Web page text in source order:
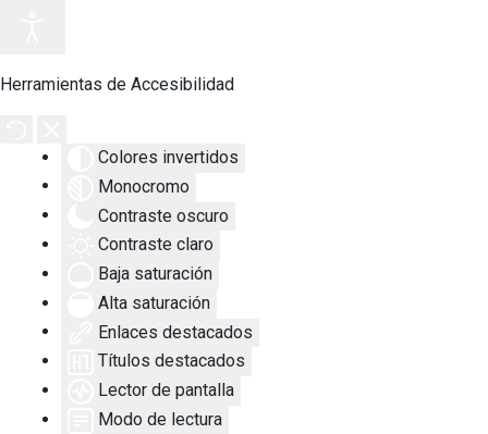
Herramientas de Accesibilidad
Colores invertidos
Monocromo
Contraste oscuro
Contraste claro
Baja saturación
Alta saturación
Enlaces destacados
Títulos destacados
Lector de pantalla
Modo de lectura